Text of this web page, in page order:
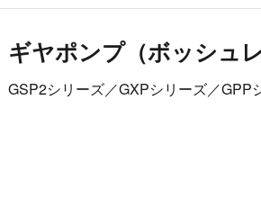
ギヤポンプ（ボッシュ
GSP2シリーズ／GXPシリーズ／GPP